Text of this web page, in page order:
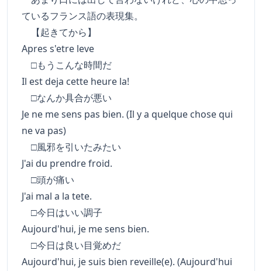
ているフランス語の表現集。
【起きてから】
Apres s'etre leve
□もうこんな時間だ
Il est deja cette heure la!
□なんか具合が悪い
Je ne me sens pas bien. (Il y a quelque chose qui
ne va pas)
□風邪を引いたみたい
J'ai du prendre froid.
□頭が痛い
J'ai mal a la tete.
□今日はいい調子
Aujourd'hui, je me sens bien.
□今日は良い目覚めだ
Aujourd'hui, je suis bien reveille(e). (Aujourd'hui